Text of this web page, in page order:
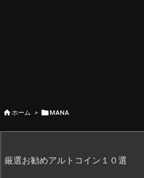
ホーム >  MANA
厳選お勧めアルトコイン１０選